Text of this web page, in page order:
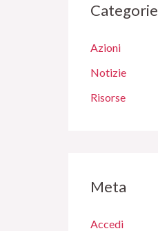
Categorie
Azioni
Notizie
Risorse
Meta
Accedi